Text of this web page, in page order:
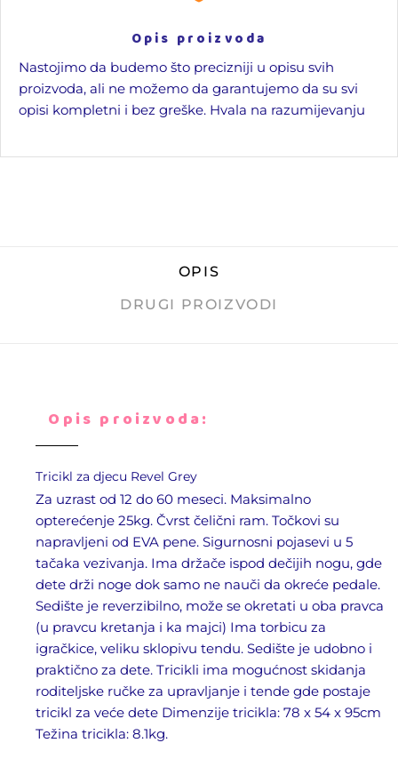
Opis proizvoda
Nastojimo da budemo što precizniji u opisu svih
proizvoda, ali ne možemo da garantujemo da su svi
opisi kompletni i bez greške. Hvala na razumijevanju
OPIS
DRUGI PROIZVODI
Opis proizvoda:
Tricikl za djecu Revel Grey
Za uzrast od 12 do 60 meseci. Maksimalno
opterećenje 25kg. Čvrst čelični ram. Točkovi su
napravljeni od EVA pene. Sigurnosni pojasevi u 5
tačaka vezivanja. Ima držače ispod dečijih nogu, gde
dete drži noge dok samo ne nauči da okreće pedale.
Sedište je reverzibilno, može se okretati u oba pravca
(u pravcu kretanja i ka majci) Ima torbicu za
igračkice, veliku sklopivu tendu. Sedište je udobno i
praktično za dete. Tricikli ima mogućnost skidanja
roditeljske ručke za upravljanje i tende gde postaje
tricikl za veće dete Dimenzije tricikla: 78 x 54 x 95cm
Težina tricikla: 8.1kg.